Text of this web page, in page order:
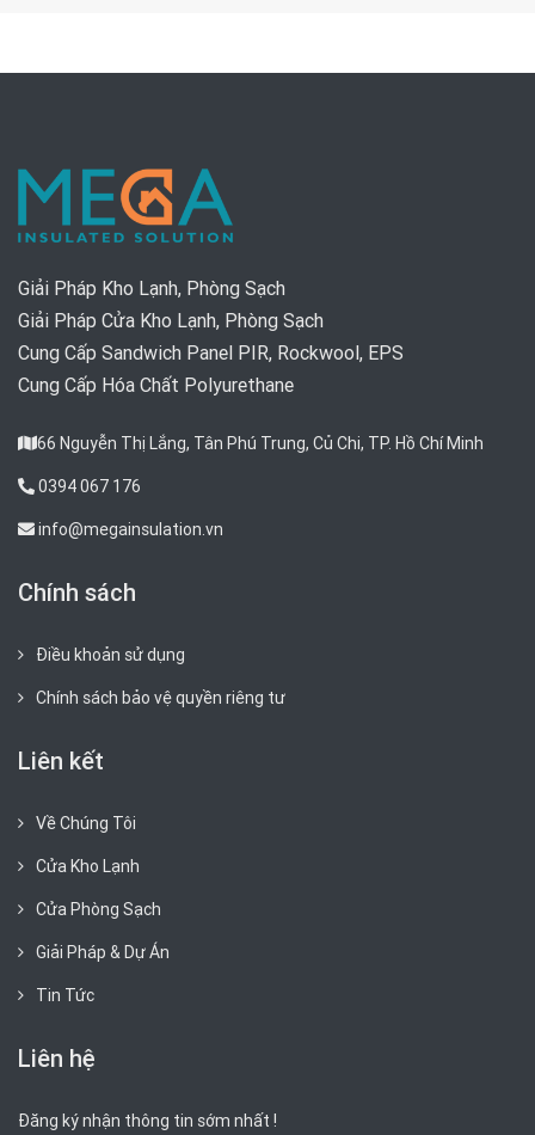
Giải Pháp Kho Lạnh, Phòng Sạch
Giải Pháp Cửa Kho Lạnh, Phòng Sạch
Cung Cấp Sandwich Panel PIR, Rockwool, EPS
Cung Cấp Hóa Chất Polyurethane
66 Nguyễn Thị Lắng, Tân Phú Trung, Củ Chi, TP. Hồ Chí Minh
0394 067 176
info@megainsulation.vn
Chính sách
Điều khoản sử dụng
Chính sách bảo vệ quyền riêng tư
Liên kết
Về Chúng Tôi
Cửa Kho Lạnh
Cửa Phòng Sạch
Giải Pháp & Dự Án
Tin Tức
Liên hệ
Đăng ký nhận thông tin sớm nhất !